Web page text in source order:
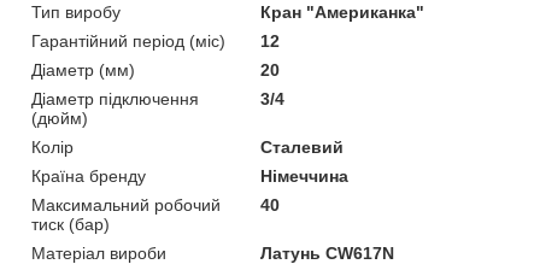
Тип виробу
Кран "Американка"
Гарантійний період (міс)
12
Діаметр (мм)
20
Діаметр підключення
(дюйм)
3/4
Колір
Сталевий
Країна бренду
Німеччина
Максимальний робочий
тиск (бар)
40
Матеріал вироби
Латунь CW617N